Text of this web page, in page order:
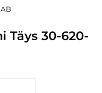
Täys 30-620-